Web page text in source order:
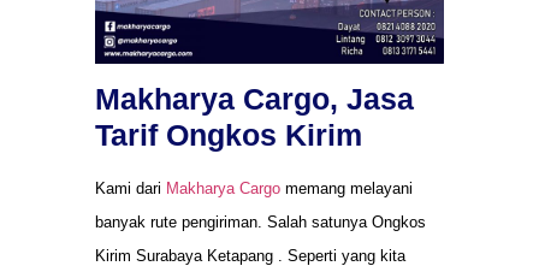
Makharya Cargo, Jasa
Tarif Ongkos Kirim
Kami dari Makharya Cargo memang melayani
banyak rute pengiriman. Salah satunya Ongkos
Kirim Surabaya Ketapang . Seperti yang kita